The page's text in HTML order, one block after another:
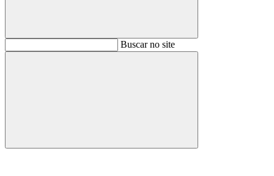
BuscarBuscar no site
Buscar